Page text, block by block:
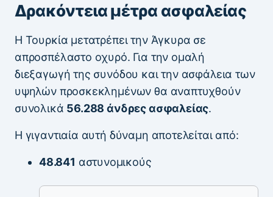
Δρακόντεια μέτρα ασφαλείας
Η Τουρκία μετατρέπει την Άγκυρα σε
απροσπέλαστο οχυρό. Για την ομαλή
διεξαγωγή της συνόδου και την ασφάλεια των
υψηλών προσκεκλημένων θα αναπτυχθούν
συνολικά 56.288 άνδρες ασφαλείας.
Η γιγαντιαία αυτή δύναμη αποτελείται από:
48.841 αστυνομικούς